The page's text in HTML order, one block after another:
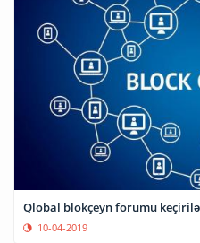
Qlobal blokçeyn forumu
10-04-2019